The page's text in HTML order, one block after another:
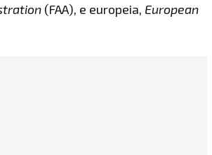
(FAA), e europeia, European